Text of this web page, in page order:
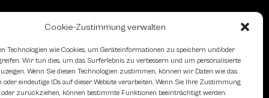
Cookie-Zustimmung verwalten
Technologien wie Cookies, um Geräteinformationen zu speichern und/oder
Wir tun dies, um das Surferlebnis zu verbessern und um personalisierte
Wenn Sie diesen Technologien zustimmen, können wir Daten wie das
oder eindeutige IDs auf dieser Website verarbeiten. Wenn Sie Ihre Zustimmung
zurückziehen, können bestimmte Funktionen beeinträchtigt werden.